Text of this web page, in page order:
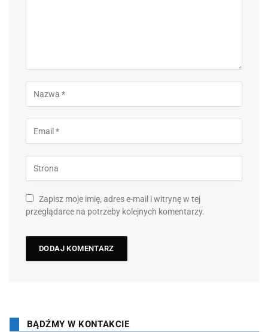
Zapisz moje imię, adres e-mail i witrynę w tej
przeglądarce na potrzeby kolejnych komentarzy.
BĄDŹMY W KONTAKCIE